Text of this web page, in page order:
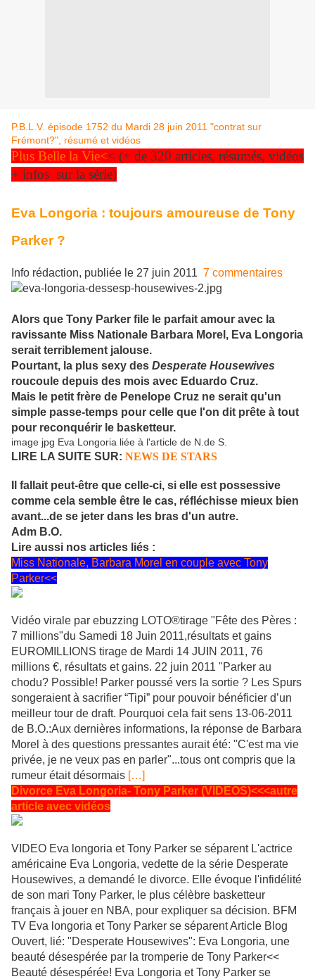
P.B.L.V. épisode 1752 du Mardi 28 juin 2011 "contrat sur
Frémont?", résumé et vidéos
Plus Belle la Vie<< (+ de 320 articles, résumés, vidéos
+ infos sur la série)
Eva Longoria : toujours amoureuse de Tony
Parker ?
Info rédaction, publiée le 27 juin 2011 7 commentaires
Alors que Tony Parker file le parfait amour avec la
ravissante Miss Nationale Barbara Morel, Eva Longoria
serait terriblement jalouse.
Pourtant, la plus sexy des Desperate Housewives
roucoule depuis des mois avec Eduardo Cruz.
Mais le petit frère de Penelope Cruz ne serait qu'un
simple passe-temps pour celle que l'on dit prête à tout
pour reconquérir le basketteur.
image jpg Eva Longoria liée à l'article de N.de S.
LIRE LA SUITE SUR: NEWS DE STARS
Il fallait peut-être que celle-ci, si elle est possessive
comme cela semble être le cas, réfléchisse mieux bien
avant...de se jeter dans les bras d'un autre.
Adm B.O.
Lire aussi nos articles liés :
Miss Nationale, Barbara Morel en couple avec Tony
Parker<<
Vidéo virale par ebuzzing LOTO®tirage "Fête des Pères :
7 millions"du Samedi 18 Juin 2011,résultats et gains
EUROMILLIONS tirage de Mardi 14 JUIN 2011, 76
millions €, résultats et gains. 22 juin 2011 "Parker au
chodu? Possible! Parker poussé vers la sortie ? Les Spurs
songeraient à sacrifier “Tipi” pour pouvoir bénéficier d’un
meilleur tour de draft. Pourquoi cela fait sens 13-06-2011
de B.O.:Aux dernières informations, la réponse de Barbara
Morel à des questions pressantes aurait été: "C'est ma vie
privée, je ne veux pas en parler"...tous ont compris que la
rumeur était désormais […]
Divorce Eva Longoria- Tony Parker (VIDEOS)<<<autre
article avec vidéos
VIDEO Eva longoria et Tony Parker se séparent L'actrice
américaine Eva Longoria, vedette de la série Desperate
Housewives, a demandé le divorce. Elle évoque l'infidélité
de son mari Tony Parker, le plus célèbre basketteur
français à jouer en NBA, pour expliquer sa décision. BFM
TV Eva longoria et Tony Parker se séparent Article Blog
Ouvert, lié: "Desperate Housewives": Eva Longoria, une
beauté désespérée par la tromperie de Tony Parker<<
Beauté désespérée! Eva Longoria et Tony Parker se